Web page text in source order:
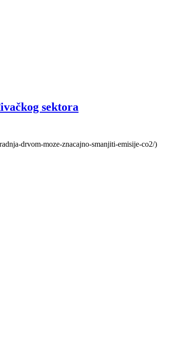
sektora
drvom-moze-znacajno-smanjiti-emisije-co2/)